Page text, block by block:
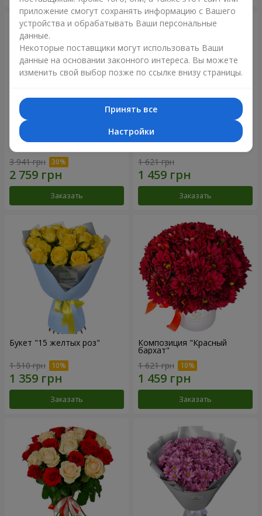
Букет "Крещатик"
3 941 грн
Заказать
Букет "Мы и лето"
1 621 грн
Заказать
Букет "15 желтых роз"
1 510 грн
Заказать
Композиция "Красный
бархат"
1 621 грн
Заказать
приложение смогут сохранять информацию с Вашего
устройства и обрабатывать Ваши персональные
данные.
Некоторые поставщики могут использовать Ваши
данные на основании законного интереса. Вы можете
изменить свой выбор позже по ссылке внизу страницы.
Принять все
Настройки